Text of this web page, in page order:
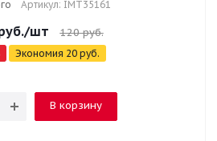
Артикул: IMT35161
/шт 120руб.
Экономия 20руб.
В корзину